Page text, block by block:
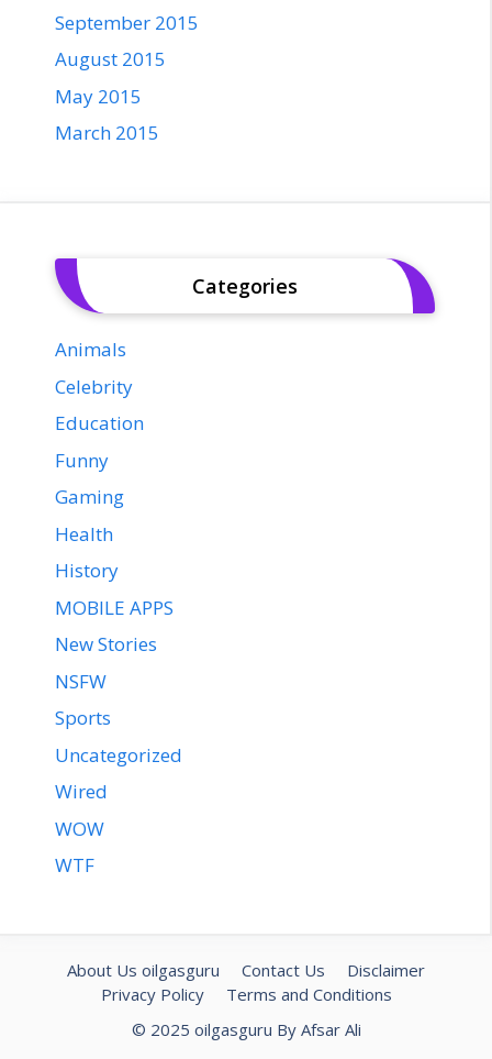
September 2015
August 2015
May 2015
March 2015
Categories
Animals
Celebrity
Education
Funny
Gaming
Health
History
MOBILE APPS
New Stories
NSFW
Sports
Uncategorized
Wired
WOW
WTF
About Us oilgasguru Contact Us
Disclaimer
Privacy Policy
Terms and Conditions
© 2025 oilgasguru By Afsar Ali